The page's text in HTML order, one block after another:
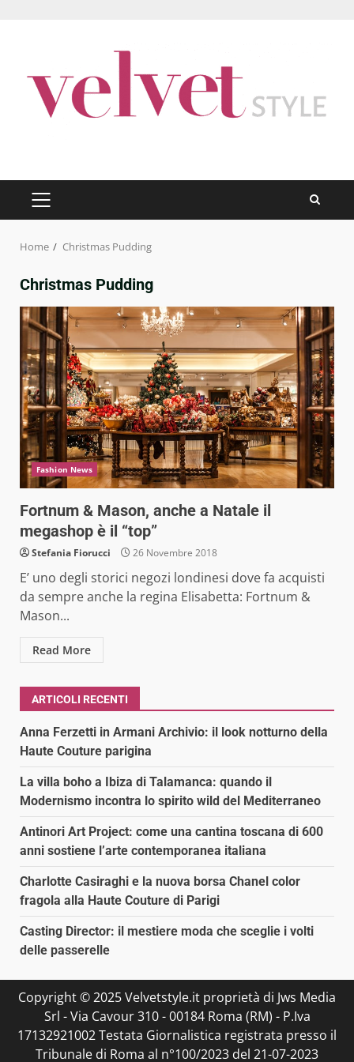
PRIMARY
MENU
Home Christmas Pudding
Christmas Pudding
Fashion News
Fortnum & Mason, anche a Natale il
megashop è il “top”
Stefania Fiorucci 26 Novembre 2018
E’ uno degli storici negozi londinesi dove fa acquisti
da sempre anche la regina Elisabetta: Fortnum &
Mason...
Read More
ARTICOLI RECENTI
Anna Ferzetti in Armani Archivio: il look notturno della
Haute Couture parigina
La villa boho a Ibiza di Talamanca: quando il
Modernismo incontra lo spirito wild del Mediterraneo
Antinori Art Project: come una cantina toscana di 600
anni sostiene l’arte contemporanea italiana
Charlotte Casiraghi e la nuova borsa Chanel color
fragola alla Haute Couture di Parigi
Casting Director: il mestiere moda che sceglie i volti
delle passerelle
Copyright © 2025 Velvetstyle.it proprietà di Jws Media
Srl - Via Cavour 310 - 00184 Roma (RM) - P.Iva
17132921002 Testata Giornalistica registrata presso il
Tribunale di Roma al n°100/2023 del 21-07-2023